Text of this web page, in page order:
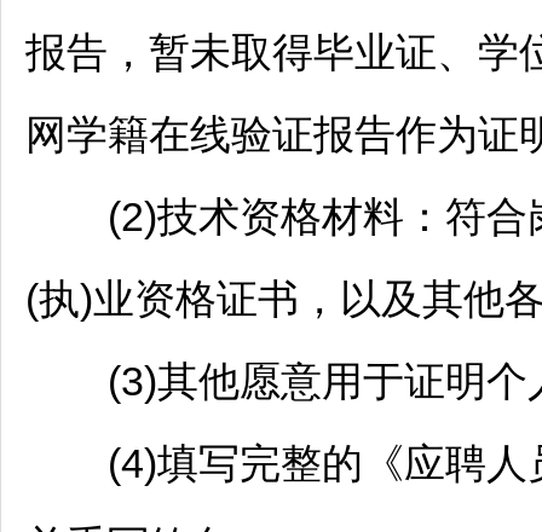
报告，暂未取得毕业证、学
网学籍在线验证报告作为证
(2)技术资格材料：符合
(执)业资格证书，以及其他
(3)其他愿意用于证明个
(4)填写完整的《应聘人